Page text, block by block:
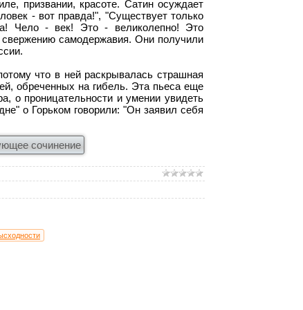
призвании, красоте. Сатин осуждает
- вот правда!", "Существует только
Чело - век! Это - великолепно! Это
самодержавия. Они получили
что в ней раскрывалась страшная
обреченных на гибель. Эта пьеса еще
о проницательности и умении увидеть
о Горьком говорили: "Он заявил себя
сочинение